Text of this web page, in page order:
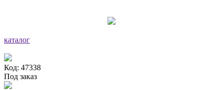
каталог
Код: 47338
Под заказ